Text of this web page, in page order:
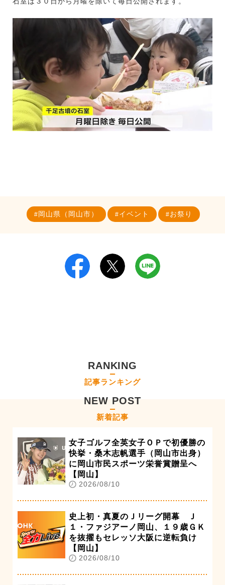
岡山県（岡山市） イベント お祭り
RANKING
記事ランキング
NEW POST
新着記事
女子ゴルフ全英女子ＯＰで初優勝の
快挙・桑木志帆選手（岡山市出身）
に岡山市民スポーツ栄誉賞贈呈へ
【岡山】
2026/08/10
史上初・真夏のＪリーグ開幕 Ｊ
１・ファジアーノ岡山、１９歳ＧＫ
を抜擢もセレッソ大阪に逆転負け
【岡山】
2026/08/10